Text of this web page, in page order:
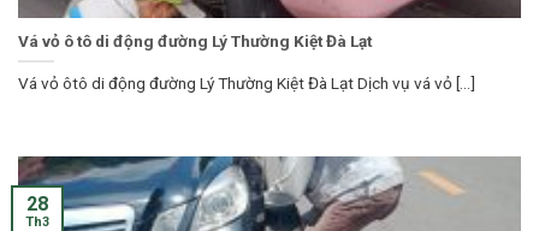
Vá vỏ ô tô di động đường Lý Thường Kiệt Đà Lạt
Vá vỏ ôtô di động đường Lý Thường Kiệt Đà Lạt Dịch vụ vá vỏ [...]
28
Th3